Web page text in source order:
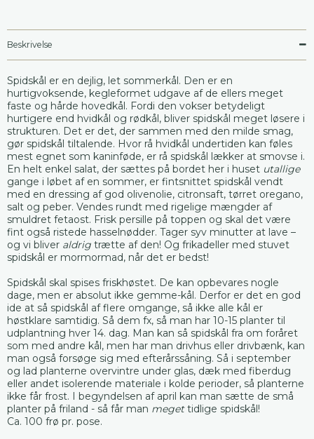
Beskrivelse
Spidskål er en dejlig, let sommerkål. Den er en
hurtigvoksende, kegleformet udgave af de ellers meget
faste og hårde hovedkål. Fordi den vokser betydeligt
hurtigere end hvidkål og rødkål, bliver spidskål meget løsere i
strukturen. Det er det, der sammen med den milde smag,
gør spidskål tiltalende. Hvor rå hvidkål undertiden kan føles
mest egnet som kaninføde, er rå spidskål lækker at smovse i.
En helt enkel salat, der sættes på bordet her i huset utallige
gange i løbet af en sommer, er fintsnittet spidskål vendt
med en dressing af god olivenolie, citronsaft, tørret oregano,
salt og peber. Vendes rundt med rigelige mængder af
smuldret fetaost. Frisk persille på toppen og skal det være
fint også ristede hasselnødder. Tager syv minutter at lave –
og vi bliver aldrig trætte af den! Og frikadeller med stuvet
spidskål er mormormad, når det er bedst!
Spidskål skal spises friskhøstet. De kan opbevares nogle
dage, men er absolut ikke gemme-kål. Derfor er det en god
ide at så spidskål af flere omgange, så ikke alle kål er
høstklare samtidig. Så dem fx, så man har 10-15 planter til
udplantning hver 14. dag. Man kan så spidskål fra om foråret
som med andre kål, men har man drivhus eller drivbænk, kan
man også forsøge sig med efterårssåning. Så i september
og lad planterne overvintre under glas, dæk med fiberdug
eller andet isolerende materiale i kolde perioder, så planterne
ikke får frost. I begyndelsen af april kan man sætte de små
planter på friland - så får man megettidlige spidskål!
Ca. 100 frø pr. pose.